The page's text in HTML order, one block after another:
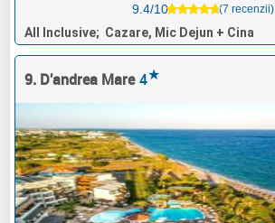
9.4/10
(7 recenzii)
All Inclusive; Cazare, Mic Dejun + Cina
9. D'andrea Mare 4★